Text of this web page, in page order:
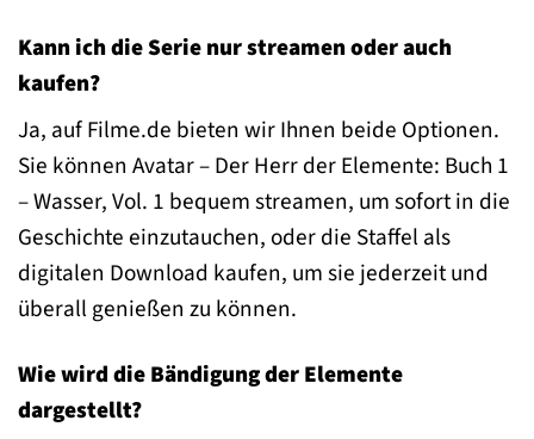
Kann ich die Serie nur streamen oder auch
kaufen?
Ja, auf Filme.de bieten wir Ihnen beide Optionen.
Sie können Avatar – Der Herr der Elemente: Buch 1
– Wasser, Vol. 1 bequem streamen, um sofort in die
Geschichte einzutauchen, oder die Staffel als
digitalen Download kaufen, um sie jederzeit und
überall genießen zu können.
Wie wird die Bändigung der Elemente
dargestellt?